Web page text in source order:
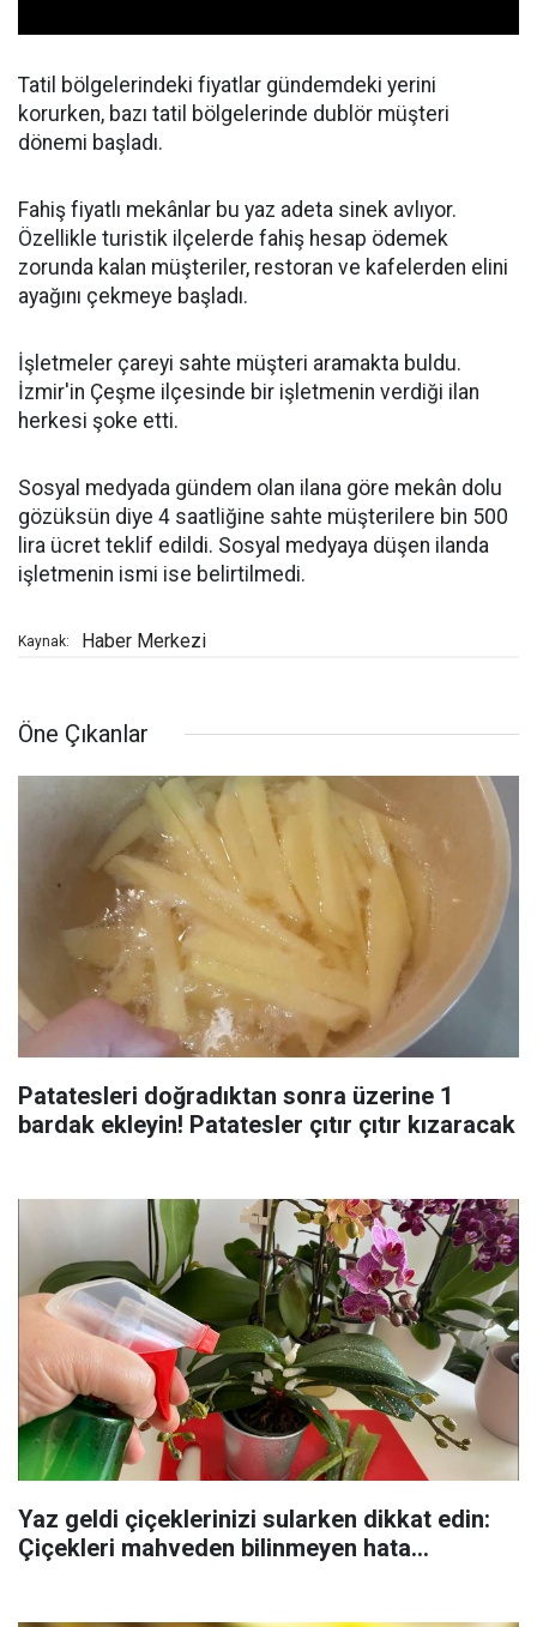
Tatil bölgelerindeki fiyatlar gündemdeki yerini
korurken, bazı tatil bölgelerinde dublör müşteri
dönemi başladı.
Fahiş fiyatlı mekânlar bu yaz adeta sinek avlıyor.
Özellikle turistik ilçelerde fahiş hesap ödemek
zorunda kalan müşteriler, restoran ve kafelerden elini
ayağını çekmeye başladı.
İşletmeler çareyi sahte müşteri aramakta buldu.
İzmir'in Çeşme ilçesinde bir işletmenin verdiği ilan
herkesi şoke etti.
Sosyal medyada gündem olan ilana göre mekân dolu
gözüksün diye 4 saatliğine sahte müşterilere bin 500
lira ücret teklif edildi. Sosyal medyaya düşen ilanda
işletmenin ismi ise belirtilmedi.
Kaynak: Haber Merkezi
Öne Çıkanlar
Patatesleri doğradıktan sonra üzerine 1
bardak ekleyin! Patatesler çıtır çıtır kızaracak
Yaz geldi çiçeklerinizi sularken dikkat edin:
Çiçekleri mahveden bilinmeyen hata...